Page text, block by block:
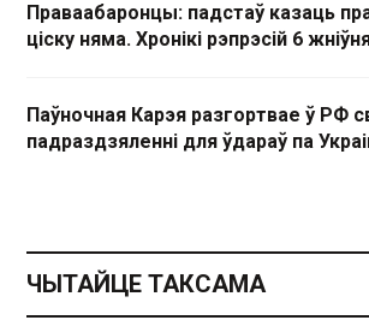
Праваабаронцы: падстаў казаць
ціску няма. Хронікі рэпрэсій 6
Паўночная Карэя разгортвае ў РФ
падраздзяленні для ўдараў па
ЧЫТАЙЦЕ ТАКСАМА